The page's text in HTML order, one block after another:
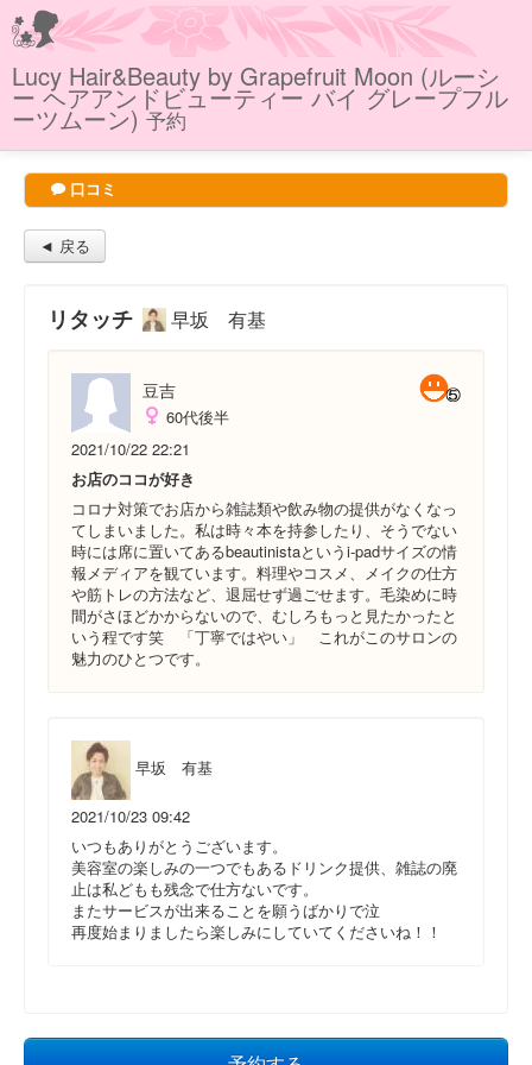
Lucy Hair&Beauty by Grapefruit Moon (ルーシ
ー ヘアアンドビューティー バイ グレープフル
ーツムーン) 予約
口コミ
◄ 戻る
リタッチ 早坂 有基
豆吉
60代後半
2021/10/22 22:21
お店のココが好き
コロナ対策でお店から雑誌類や飲み物の提供がなくなっ
てしまいました。私は時々本を持参したり、そうでない
時には席に置いてあるbeautinistaというi-padサイズの情
報メディアを観ています。料理やコスメ、メイクの仕方
や筋トレの方法など、退屈せず過ごせます。毛染めに時
間がさほどかからないので、むしろもっと見たかったと
いう程です笑 「丁寧ではやい」 これがこのサロンの
魅力のひとつです。
早坂 有基
2021/10/23 09:42
いつもありがとうございます。
美容室の楽しみの一つでもあるドリンク提供、雑誌の廃
止は私どもも残念で仕方ないです。
またサービスが出来ることを願うばかりで泣
再度始まりましたら楽しみにしていてくださいね！！